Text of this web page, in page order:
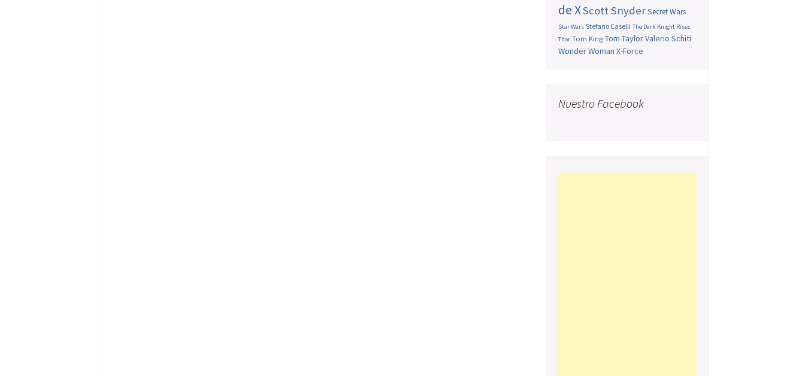
de XScott SnyderSecret Wars
Star Wars Stefano Caselli The Dark Knight Rises
Thor Tom King Tom TaylorValerio Schiti
Wonder Woman X-Force
Nuestro Facebook